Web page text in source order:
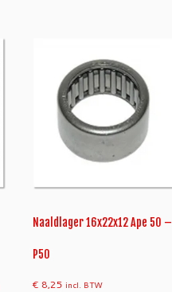
Naaldlager 16x22x12 Ape 50 –
P50
€ 8,25 incl. BTW